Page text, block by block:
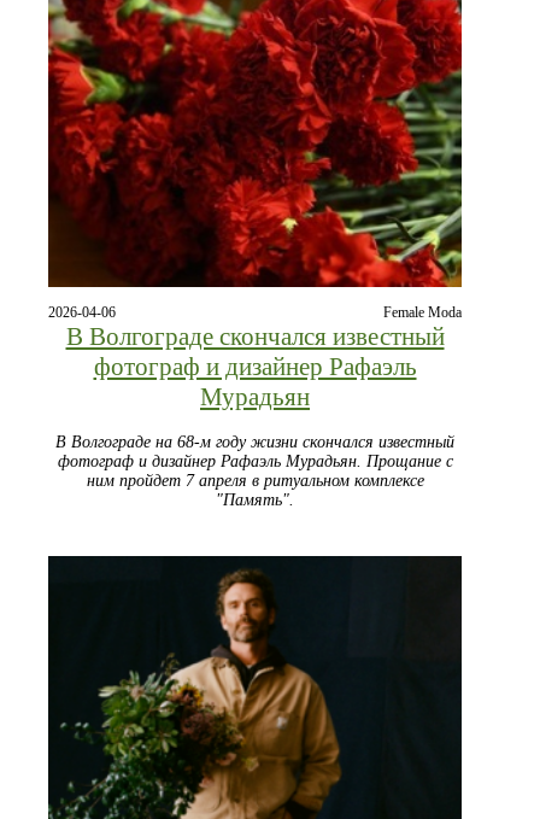
2026-04-06 Female Moda
В Волгограде скончался известный
фотограф и дизайнер Рафаэль
Мурадьян
В Волгограде на 68-м году жизни скончался известный
фотограф и дизайнер Рафаэль Мурадьян. Прощание с
ним пройдет 7 апреля в ритуальном комплексе
"Память".